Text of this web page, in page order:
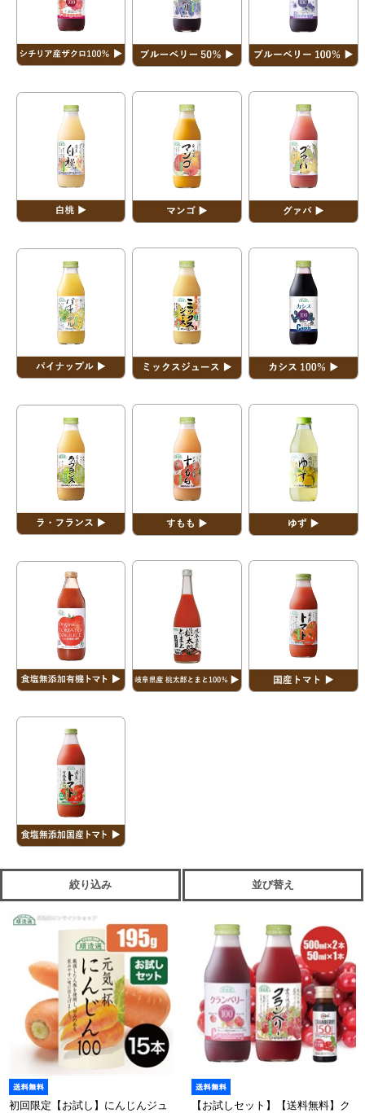
絞り込み 並び替え
初回限定【お試し】にんじんジュ
【お試しセット】【送料無料】ク